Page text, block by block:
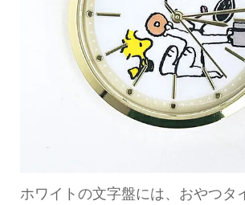
ホワイトの文字盤には、おやつタ